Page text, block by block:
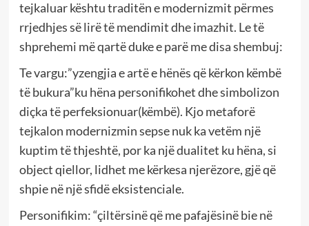
tejkaluar kështu traditën e modernizmit përmes
rrjedhjes së lirë të mendimit dhe imazhit. Le të
shprehemi më qartë duke e parë me disa shembuj:
Te vargu:”yzengjia e artë e hënës që kërkon këmbë
të bukura”ku hëna personifikohet dhe simbolizon
diçka të perfeksionuar(këmbë). Kjo metaforë
tejkalon modernizmin sepse nuk ka vetëm një
kuptim të thjeshtë, por ka një dualitet ku hëna, si
object qiellor, lidhet me kërkesa njerëzore, gjë që
shpie në një sfidë eksistenciale.
Personifikim: “çiltërsinë që me pafajësinë bie në